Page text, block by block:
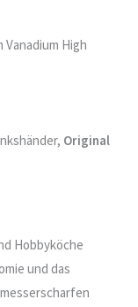
Vanadium High
Original
Hobbyköche
und das